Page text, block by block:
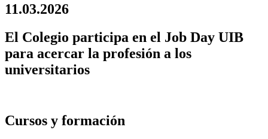
11.03.2026
El Colegio participa en el Job Day UIB
para acercar la profesión a los
universitarios
Cursos y formación